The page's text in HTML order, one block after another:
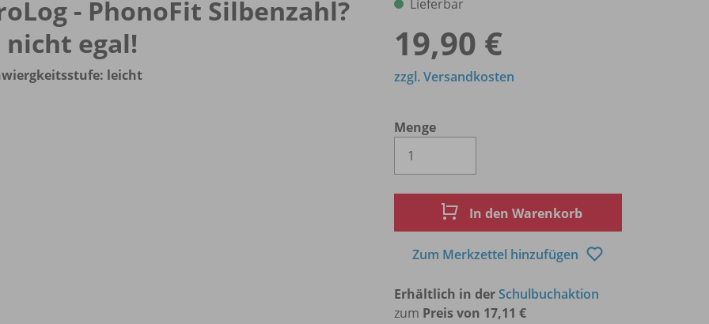
- PhonoFit Silbenzahl?
nicht egal!
leicht
Lieferbar
19,90 €
Menge
zzgl. Versandkosten
In den Warenkorb
Zum Merkzettel hinzufügen
Erhältlich in derSchulbuchaktion
zum Preis von 17,11 €